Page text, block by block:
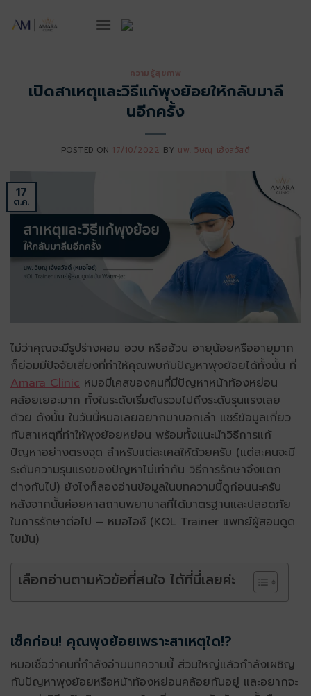
ความรู้สุขภาพ
เปิดสาเหตุและวิธีแก้พุงย้อยให้กลับมาลี
นอีกครั้ง
POSTED ON 17/10/2022 BY นพ. วิษณุ เฮ้งสวัสดิ์
17
ต.ค.
ไม่ว่าคุณจะมีรูปร่างผอม อวบ หรืออ้วน อายุน้อยหรืออายุมาก
ก็ย่อมมีปัจจัยเสี่ยงที่ทำให้คุณพบกับปัญหาพุงย้อยได้ทั้งนั้น ที่
Amara Clinic หมอมีเคสของคนที่มีปัญหาหน้าท้องหย่อน
คล้อยเยอะมาก ทั้งในระดับเริ่มต้นรวมไปถึงระดับรุนแรงเลย
ด้วย ดังนั้น ในวันนี้หมอเลยอยากมาบอกเล่า แชร์ข้อมูลเกี่ยว
กับสาเหตุที่ทำให้พุงย้อยหย่อน พร้อมทั้งแนะนำวิธีการแก้
ปัญหาอย่างตรงจุด สำหรับแต่ละเคสให้ด้วยครับ (แต่ละคนจะมี
ระดับความรุนแรงของปัญหาไม่เท่ากัน วิธีการรักษาจึงแตก
ต่างกันไป) ยังไงก็ลองอ่านข้อมูลในบทความนี้ดูก่อนนะครับ
หลังจากนั้นค่อยหาสถานพยาบาลที่ได้มาตรฐานและปลอดภัย
ในการรักษาต่อไป – หมอไอซ์ (KOL Trainer แพทย์ผู้สอนดูด
ไขมัน)
เลือกอ่านตามหัวข้อที่สนใจ ได้ที่นี่เลยค่ะ
เช็คก่อน! คุณพุงย้อยเพราะสาเหตุใด!?
หมอเชื่อว่าคนที่กำลังอ่านบทความนี้ ส่วนใหญ่แล้วกำลังเผชิญ
กับปัญหาพุงย้อยหรือหน้าท้องหย่อนคล้อยกันอยู่ และอยากจะ